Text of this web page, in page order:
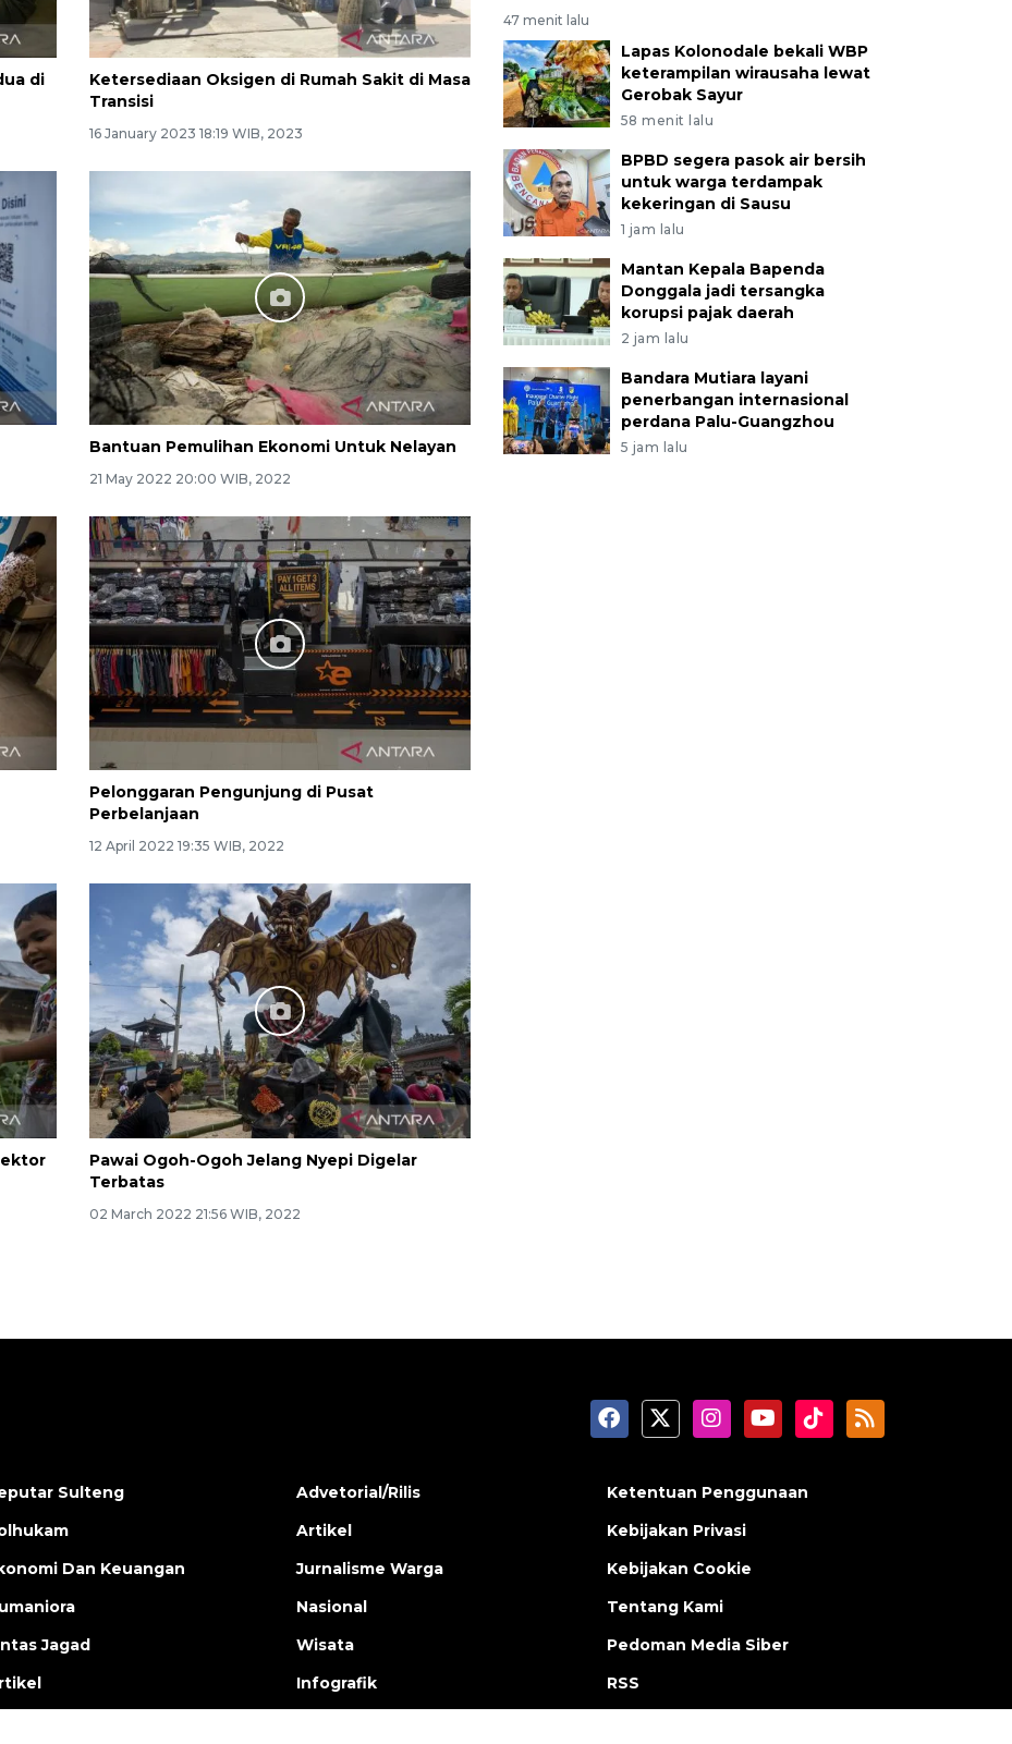
di
Ketersediaan Oksigen di Rumah Sakit di Masa
Transisi
16 January 2023 18:19 WIB, 2023
Bantuan Pemulihan Ekonomi Untuk Nelayan
21 May 2022 20:00 WIB, 2022
Pelonggaran Pengunjung di Pusat
Perbelanjaan
12 April 2022 19:35 WIB, 2022
Pawai Ogoh-Ogoh Jelang Nyepi Digelar
Terbatas
02 March 2022 21:56 WIB, 2022
47 menit lalu
Lapas Kolonodale bekali WBP
keterampilan wirausaha lewat
Gerobak Sayur
58 menit lalu
BPBD segera pasok air bersih
untuk warga terdampak
kekeringan di Sausu
1 jam lalu
Mantan Kepala Bapenda
Donggala jadi tersangka
korupsi pajak daerah
2 jam lalu
Bandara Mutiara layani
penerbangan internasional
perdana Palu-Guangzhou
5 jam lalu
Sulteng
Dan Keuangan
Jagad
Advetorial/Rilis
Artikel
Jurnalisme Warga
Nasional
Wisata
Infografik
Ketentuan Penggunaan
Kebijakan Privasi
Kebijakan Cookie
Tentang Kami
Pedoman Media Siber
RSS